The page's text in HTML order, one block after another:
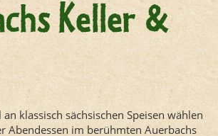
Keller &
klassisch sächsischen Speisen wählen
Abendessen im berühmten Auerbachs